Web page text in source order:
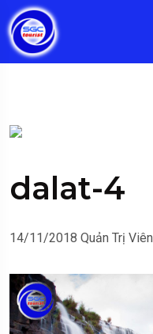
dalat-4
14/11/2018 Quản Trị Viên